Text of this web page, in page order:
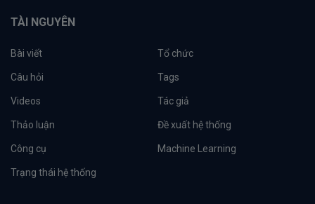
TÀI NGUYÊN
Bài viết Tổ chức
Câu hỏi Tags
Videos Tác giả
Thảo luận Đề xuất hệ thống
Công cụ Machine Learning
Trạng thái hệ thống